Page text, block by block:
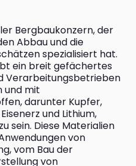
Bergbaukonzern, der
Abbau und die
spezialisiert hat.
ein breit gefächertes
Verarbeitungsbetrieben
und mit
darunter Kupfer,
und Lithium,
sein. Diese Materialien
von
vom Bau der
von